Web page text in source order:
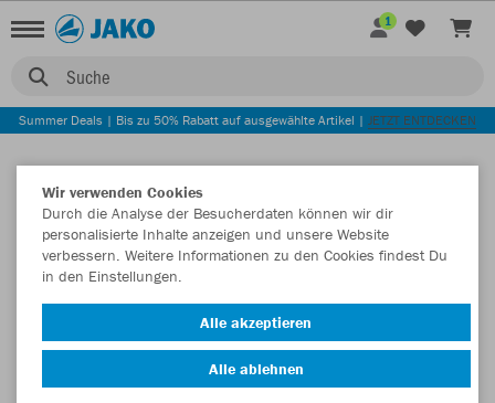
Suche
1
Summer Deals | Bis zu 50% Rabatt auf ausgewählte Artikel | JETZT ENTDECKEN
Login zum Teamshop TuS 07 Oberlar
Wir verwenden Cookies
Durch die Analyse der Besucherdaten können wir dir
personalisierte Inhalte anzeigen und unsere Website
verbessern. Weitere Informationen zu den Cookies findest Du
in den Einstellungen.
Alle akzeptieren
Alle ablehnen